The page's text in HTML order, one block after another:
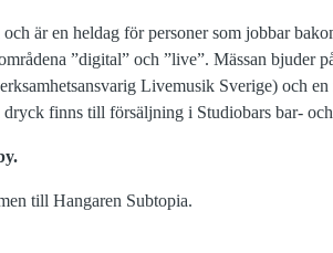
är en heldag för personer som jobbar
”digital” och ”live”. Mässan bjuder
Livemusik Sverige) och en
finns till försäljning i Studiobars bar-
till Hangaren Subtopia.